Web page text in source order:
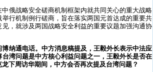
俄战略安全磋商机制框架内就共同关心的重大战略
行机制例行磋商，旨在落实两国元首达成的重要共
，就涉及两国战略安全利益的重要议题加强沟通协
纳通电话。中方消息稿提及，王毅外长表示中法应
湾问题是中方核心利益问题之一，王毅外长是否在
下周访华期间，中方会否再次提及台湾问题？